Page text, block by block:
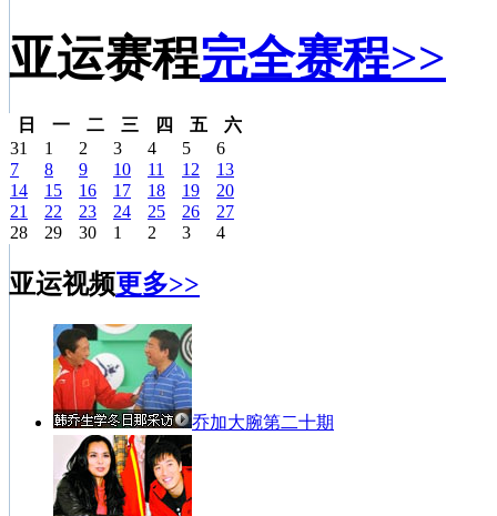
亚运赛程完全赛程>>
日 一 二 三 四 五
六
31
1 2 3 4 5
6
7
8 9 10 11 12
13
14
15 16 17 18 19
20
21
22 23 24 25 26
27
28
29 30 1 2 3 4
亚运视频更多>>
乔加大腕第二十期